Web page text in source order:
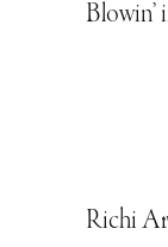
Blowin’
Richi